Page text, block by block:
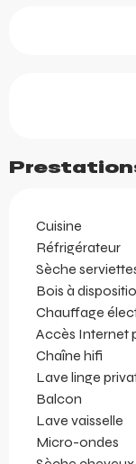
Cuisine
Réfrigérateur
Sèche
Bois à
Chauffage
Accès Internet
Chaîne hifi
Lave linge
Balcon
Lave vaisselle
Micro-ondes